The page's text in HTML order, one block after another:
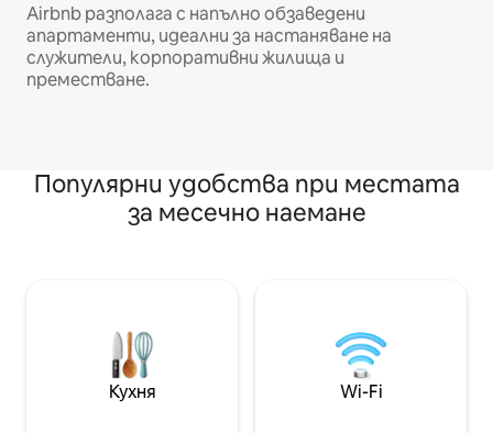
Airbnb разполага с напълно обзаведени
апартаменти, идеални за настаняване на
служители, корпоративни жилища и
преместване.
Популярни удобства при местата
за месечно наемане
Кухня Wi-Fi